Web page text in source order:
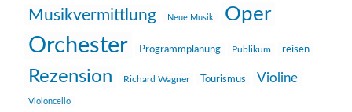
Musikvermittlung Neue Musik Oper
Orchester Programmplanung Publikum reisen
Rezension Richard Wagner Tourismus Violine
Violoncello